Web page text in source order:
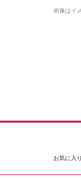
画像はイ
お気に入